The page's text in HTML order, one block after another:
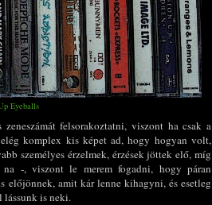
Eyeballs
felsorakoztatni, viszont ha csak a
komplex kis képet ad, hogy hogyan volt,
személyes érzelmek, érzések jöttek elő, míg
-, viszont le merem fogadni, hogy páran
előjönnek, amit kár lenne kihagyni, és esetleg
lássunk is neki.